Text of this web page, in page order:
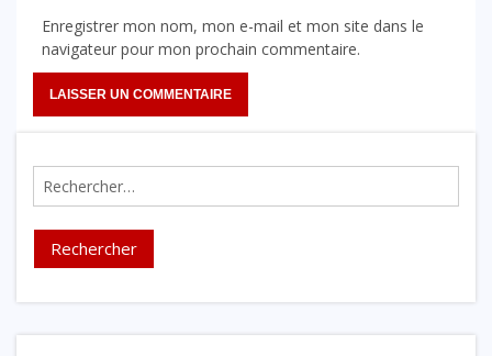
Enregistrer mon nom, mon e-mail et mon site dans le
navigateur pour mon prochain commentaire.
Rechercher :